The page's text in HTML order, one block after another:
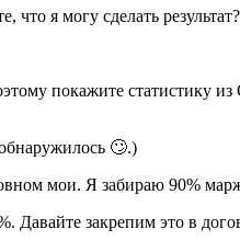
что я могу сделать результат?
покажите статистику
🙄.)
мои. Я забираю 90%
закрепим это в